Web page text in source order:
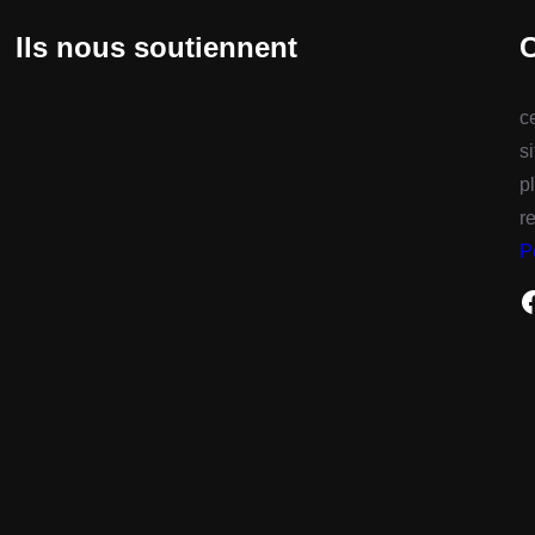
Ils nous soutiennent
Facebook